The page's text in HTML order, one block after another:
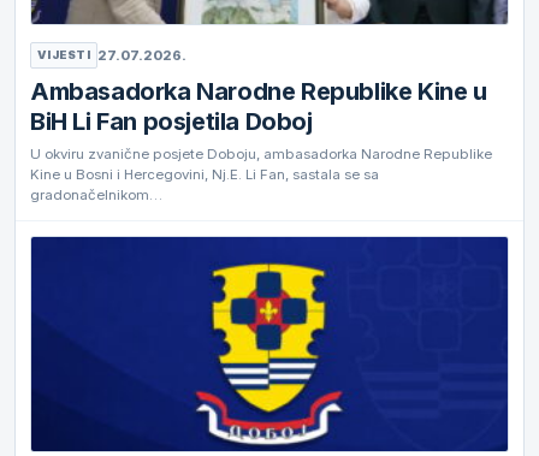
VIJESTI 27.07.2026.
Ambasadorka Narodne Republike Kine u
BiH Li Fan posjetila Doboj
U okviru zvanične posjete Doboju, ambasadorka Narodne Republike
Kine u Bosni i Hercegovini, Nj.E. Li Fan, sastala se sa
gradonačelnikom…